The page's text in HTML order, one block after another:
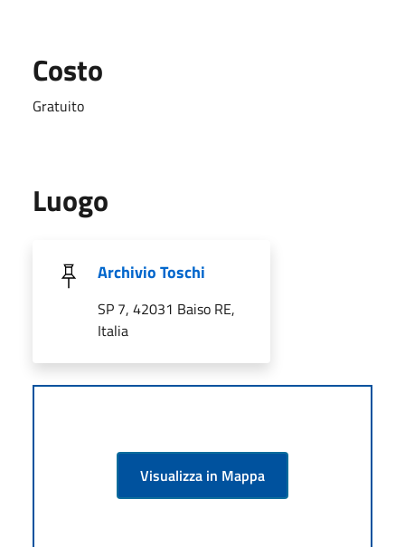
Costo
Gratuito
Luogo
Archivio Toschi
SP 7, 42031 Baiso RE,
Italia
Visualizza in Mappa